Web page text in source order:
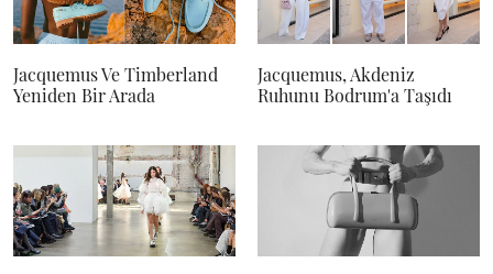
Jacquemus Ve Timberland
Yeniden Bir Arada
Jacquemus, Akdeniz
Ruhunu Bodrum'a Taşıdı